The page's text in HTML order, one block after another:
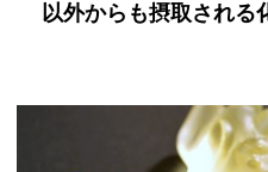
以外からも摂取される